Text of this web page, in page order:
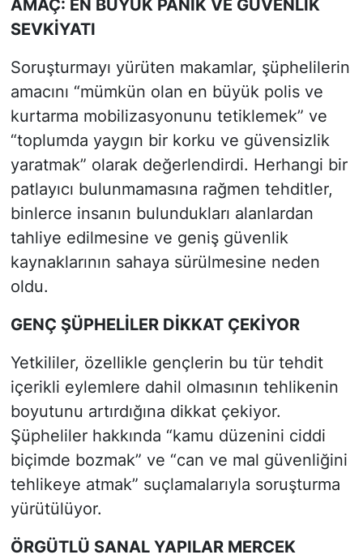
AMAÇ: EN BÜYÜK PANİK VE GÜVENLİK
SEVKİYATI
Soruşturmayı yürüten makamlar, şüphelilerin
amacını “mümkün olan en büyük polis ve
kurtarma mobilizasyonunu tetiklemek” ve
“toplumda yaygın bir korku ve güvensizlik
yaratmak” olarak değerlendirdi. Herhangi bir
patlayıcı bulunmamasına rağmen tehditler,
binlerce insanın bulundukları alanlardan
tahliye edilmesine ve geniş güvenlik
kaynaklarının sahaya sürülmesine neden
oldu.
GENÇ ŞÜPHELİLER DİKKAT ÇEKİYOR
Yetkililer, özellikle gençlerin bu tür tehdit
içerikli eylemlere dahil olmasının tehlikenin
boyutunu artırdığına dikkat çekiyor.
Şüpheliler hakkında “kamu düzenini ciddi
biçimde bozmak” ve “can ve mal güvenliğini
tehlikeye atmak” suçlamalarıyla soruşturma
yürütülüyor.
ÖRGÜTLÜ SANAL YAPILAR MERCEK